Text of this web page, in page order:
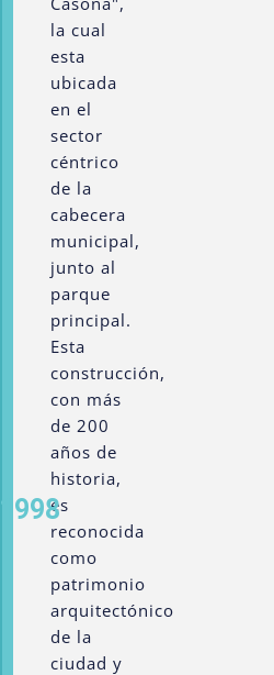
1998
la cual
esta
ubicada
en el
sector
céntrico
de la
cabecera
municipal,
junto al
parque
principal.
Esta
construcción,
con más
de 200
años de
historia,
es
reconocida
como
patrimonio
arquitectónico
de la
ciudad y